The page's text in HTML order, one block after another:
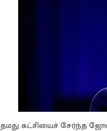
தமது கட்சியைச் சேர்ந்த